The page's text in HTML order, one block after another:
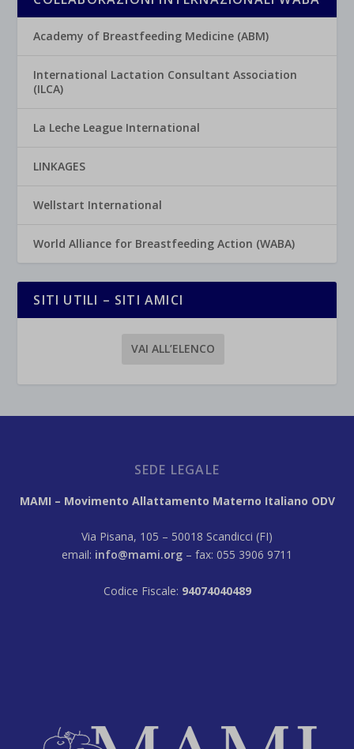
Academy of Breastfeeding Medicine (ABM)
International Lactation Consultant Association
(ILCA)
La Leche League International
LINKAGES
Wellstart International
World Alliance for Breastfeeding Action (WABA)
SITI UTILI – SITI AMICI
VAI ALL’ELENCO
SEDE LEGALE
MAMI – Movimento Allattamento Materno Italiano ODV
Via Pisana, 105 – 50018 Scandicci (FI)
email: info@mami.org – fax: 055 3906 9711
Codice Fiscale: 94074040489